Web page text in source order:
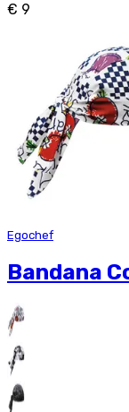
€ 9
Egochef
Bandana